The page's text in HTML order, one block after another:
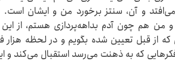
و آن، سنتز برخورد من و ایشان
من هم چون آدم بداهه‌پردازی هستم، از
از قبل تعیین شده بگویم و در لحظه هزار
که به ذهنت می‌رسد استقبال می‌کند